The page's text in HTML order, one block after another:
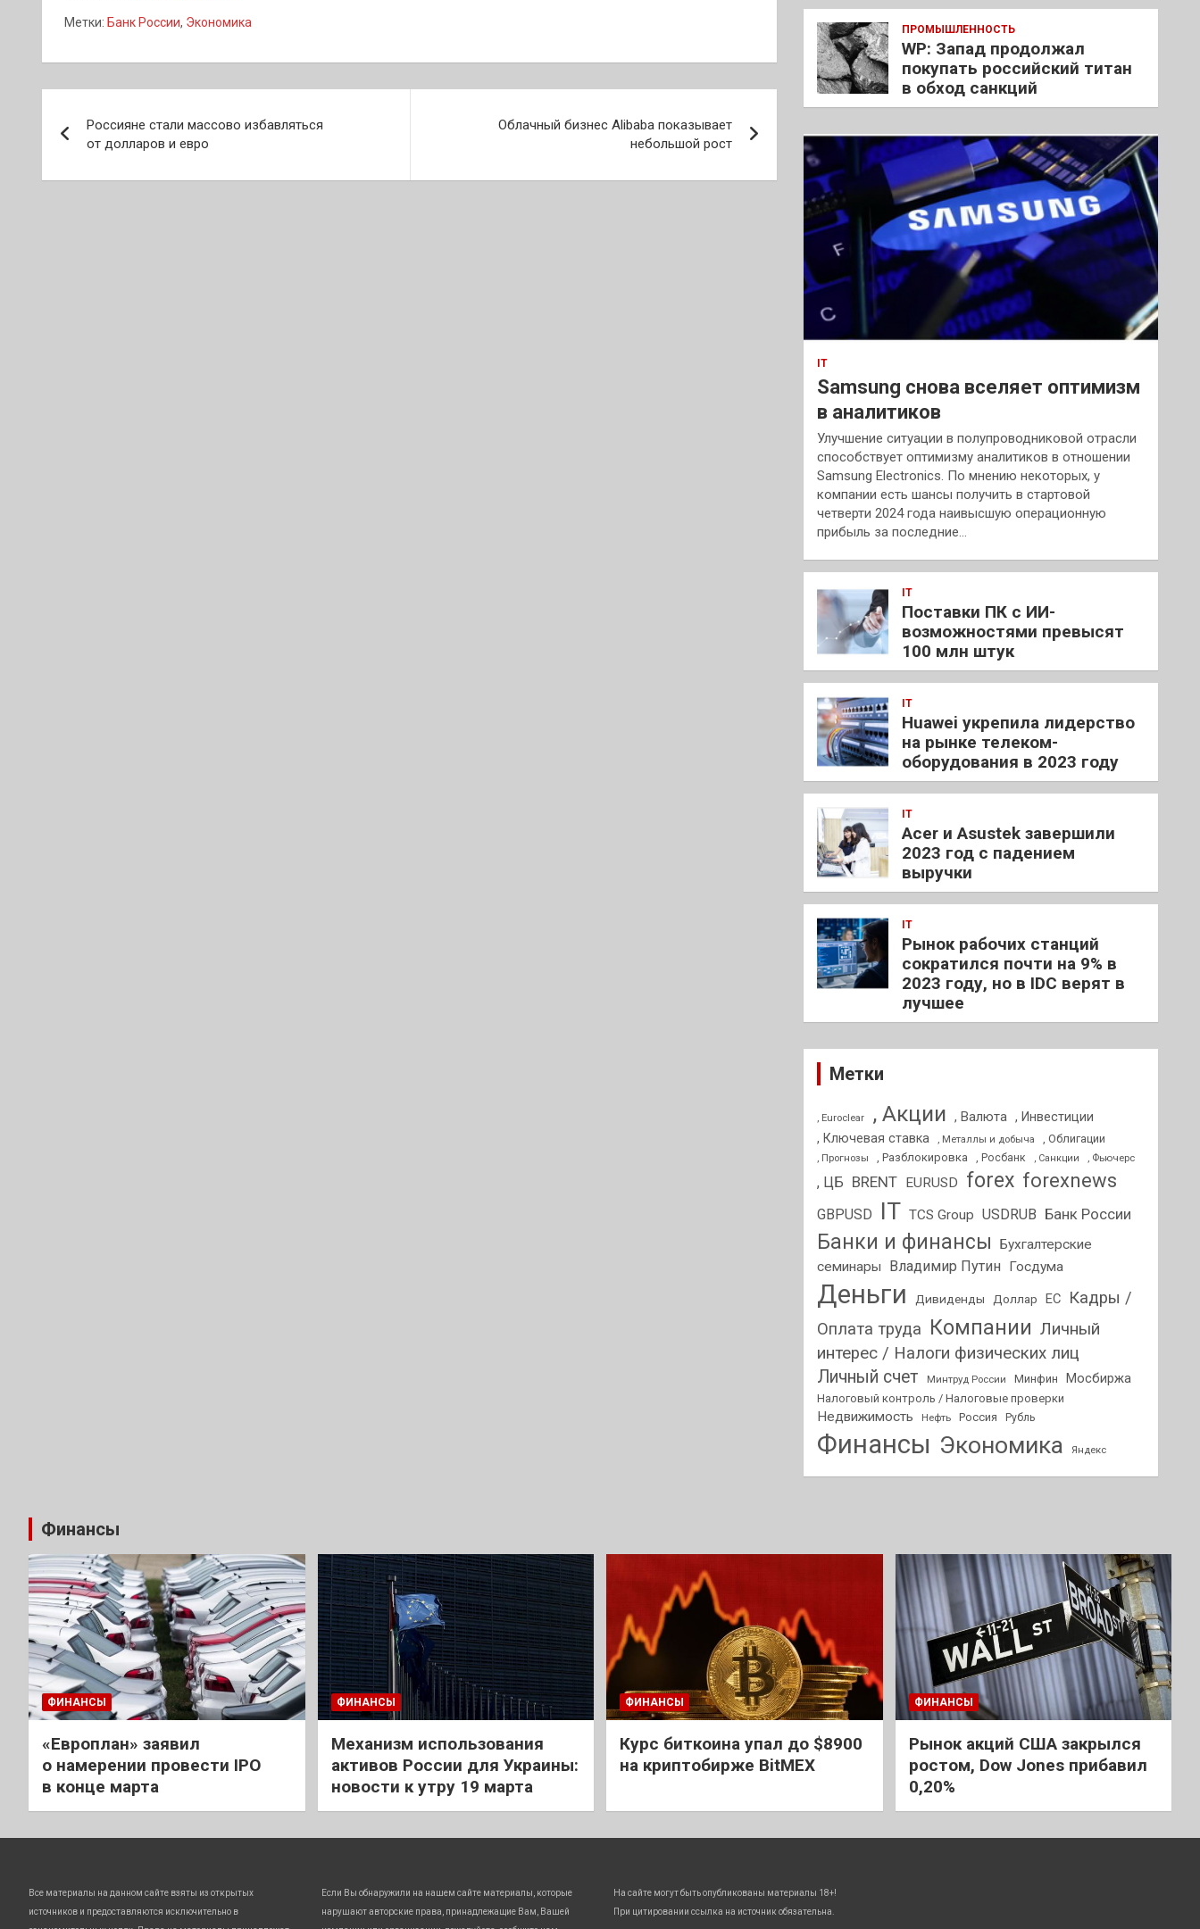
Метки: Банк России, Экономика
по
записям
Россияне стали массово избавляться
от долларов и евро
Облачный бизнес Alibaba показывает
небольшой рост
ПРОМЫШЛЕННОСТЬ
WP: Запад продолжал
покупать российский титан
в обход санкций
IT
Samsung снова вселяет оптимизм
в аналитиков
Улучшение ситуации в полупроводниковой отрасли
способствует оптимизму аналитиков в отношении
Samsung Electronics. По мнению некоторых, у
компании есть шансы получить в стартовой
четверти 2024 года наивысшую операционную
прибыль за последние…
IT
Поставки ПК с ИИ-
возможностями превысят
100 млн штук
IT
Huawei укрепила лидерство
на рынке телеком-
оборудования в 2023 году
IT
Acer и Asustek завершили
2023 год с падением
выручки
IT
Рынок рабочих станций
сократился почти на 9% в
2023 году, но в IDC верят в
лучшее
Метки
, Euroclear , Акции , Валюта , Инвестиции
, Ключевая ставка
, Металлы и добыча , Облигации
, Прогнозы , Разблокировка , Росбанк , Санкции , Фьючерс
, ЦБ BRENT EURUSD forex forexnews
GBPUSD IT TCS Group USDRUB Банк России
Банки и финансы
Бухгалтерские
семинары
Владимир Путин Госдума
Деньги Дивиденды Доллар ЕС
Кадры /
Оплата труда Компании Личный
интерес / Налоги физических лиц
Личный счет Минтруд России Минфин Мосбиржа
Налоговый контроль / Налоговые проверки
Недвижимость Нефть Россия Рубль
Финансы Экономика Яндекс
Финансы
ФИНАНСЫ
«Европлан» заявил
о намерении провести IPO
в конце марта
ФИНАНСЫ
Механизм использования
активов России для Украины:
новости к утру 19 марта
ФИНАНСЫ
Курс биткоина упал до $8900
на криптобирже BitMEX
ФИНАНСЫ
Рынок акций США закрылся
ростом, Dow Jones прибавил
0,20%
Все материалы на данном сайте взяты из открытых
источников и предоставляются исключительно в
Если Вы обнаружили на нашем сайте материалы, которые
нарушают авторские права, принадлежащие Вам, Вашей
На сайте могут быть опубликованы материалы 18+!
При цитировании ссылка на источник обязательна.